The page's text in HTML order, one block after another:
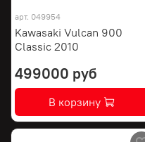
арт. 049954
Kawasaki Vulcan 900
Classic 2010
499000 руб
В корзину